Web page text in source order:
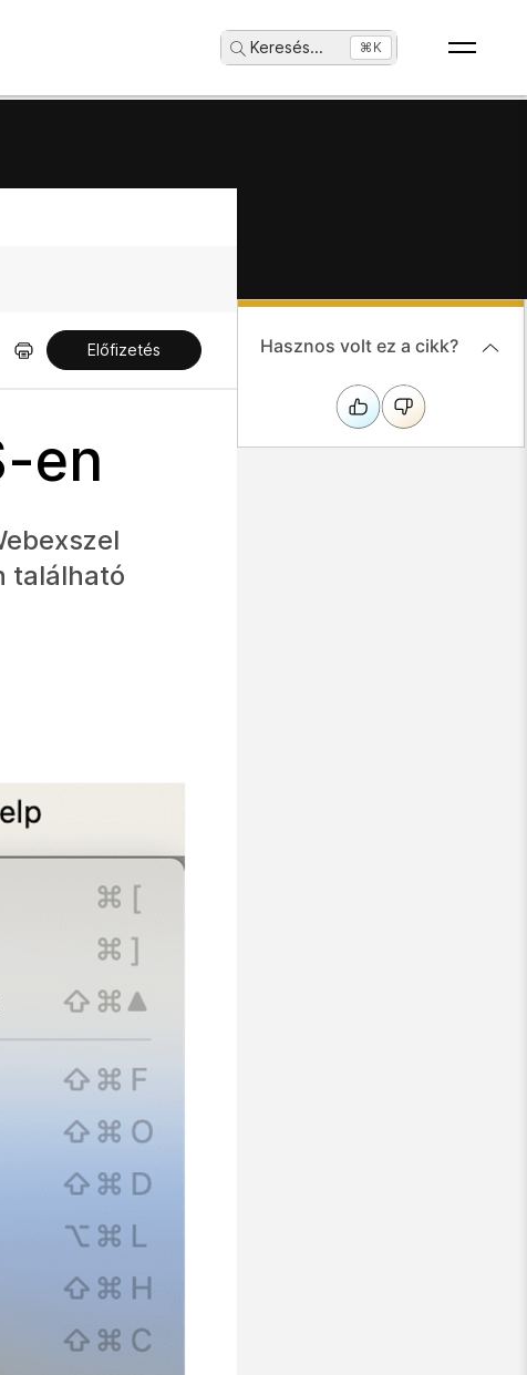
Keresés... ⌘K
Előfizetés
en
található
Hasznos volt ez a cikk?